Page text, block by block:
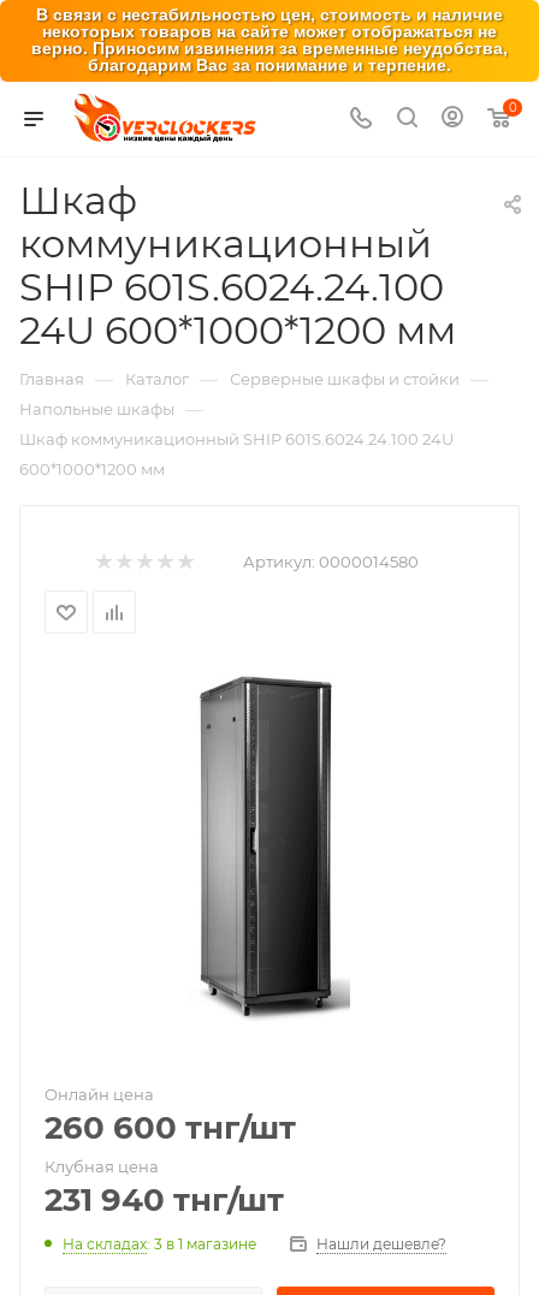
В связи с нестабильностью цен, стоимость и наличие
некоторых товаров на сайте может отображаться не
верно. Приносим извинения за временные неудобства,
благодарим Вас за понимание и терпение.
0
Шкаф
коммуникационный
SHIP 601S.6024.24.100
24U 600*1000*1200 мм
Главная — Каталог — Серверные шкафы и стойки —
Напольные шкафы —
Шкаф коммуникационный SHIP 601S.6024.24.100 24U
600*1000*1200 мм
Артикул: 0000014580
Онлайн цена
260 600 тнг/шт
Клубная цена
231 940 тнг/шт
На складах: 3 в 1 магазине Нашли дешевле?